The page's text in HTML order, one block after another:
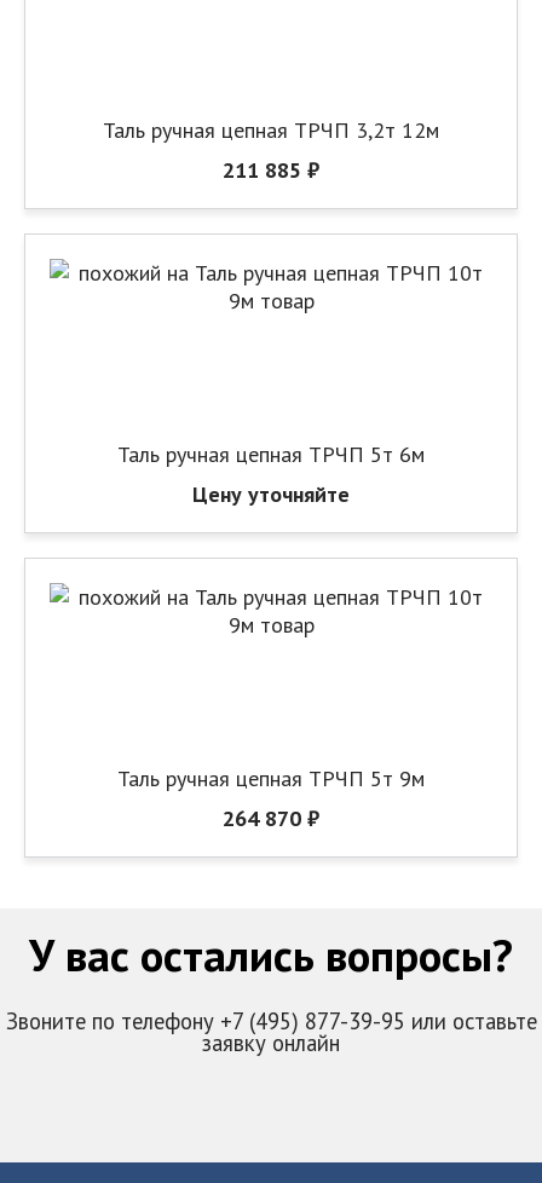
Таль ручная цепная ТРЧП 3,2т 12м
211 885 ₽
Таль ручная цепная ТРЧП 5т 6м
Цену уточняйте
Таль ручная цепная ТРЧП 5т 9м
264 870 ₽
У вас остались вопросы?
Звоните по телефону +7 (495) 877-39-95 или оставьте
заявку онлайн